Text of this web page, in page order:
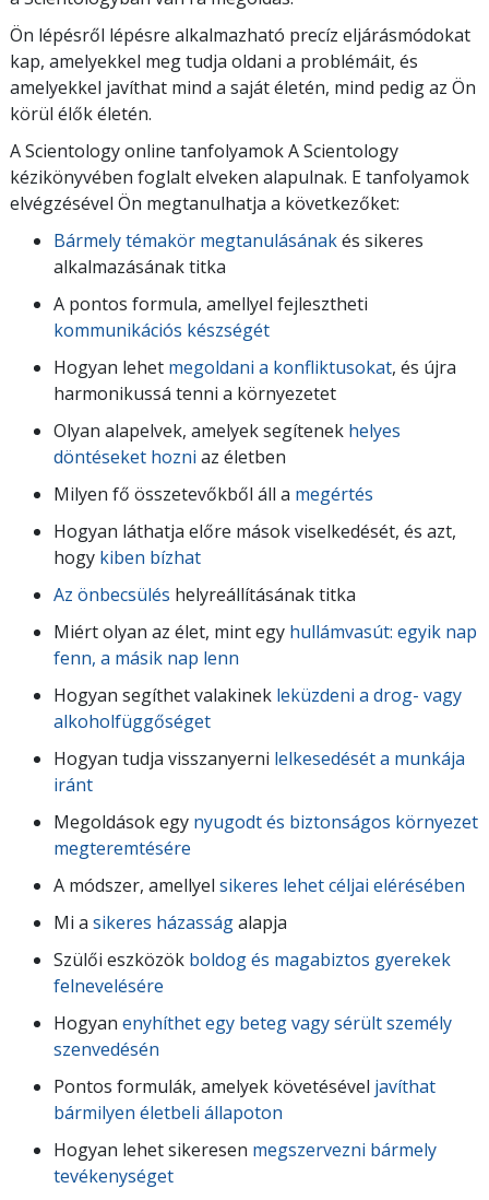
Ön lépésről lépésre alkalmazható precíz eljárásmódokat
kap, amelyekkel meg tudja oldani a problémáit, és
amelyekkel javíthat mind a saját életén, mind pedig az Ön
körül élők életén.
A Scientology online tanfolyamok A Scientology
kézikönyvében foglalt elveken alapulnak. E tanfolyamok
elvégzésével Ön megtanulhatja a következőket:
Bármely témakör megtanulásánakés sikeres
alkalmazásának titka
A pontos formula, amellyel fejlesztheti
kommunikációs készségét
Hogyan lehet megoldani a konfliktusokat, és újra
harmonikussá tenni a környezetet
Olyan alapelvek, amelyek segítenek helyes
döntéseket hozni az életben
Milyen fő összetevőkből áll a megértés
Hogyan láthatja előre mások viselkedését, és azt,
hogy kiben bízhat
Az önbecsülés helyreállításának titka
Miért olyan az élet, mint egy hullámvasút: egyik nap
fenn, a másik nap lenn
Hogyan segíthet valakinek leküzdeni a drog- vagy
alkoholfüggőséget
Hogyan tudja visszanyerni lelkesedését a munkája
iránt
Megoldások egy nyugodt és biztonságos környezet
megteremtésére
A módszer, amellyel sikeres lehet céljai elérésében
Mi a sikeres házasságalapja
Szülői eszközök boldog és magabiztos gyerekek
felnevelésére
Hogyan enyhíthet egy beteg vagy sérült személy
szenvedésén
Pontos formulák, amelyek követésével javíthat
bármilyen életbeli állapoton
Hogyan lehet sikeresen megszervezni bármely
tevékenységet